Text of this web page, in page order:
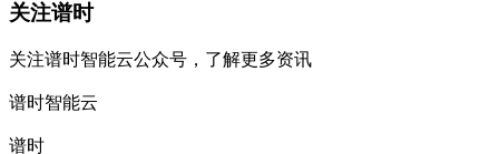
关注谱时
关注谱时智能云公众号，了解更多资讯
谱时智能云
谱时